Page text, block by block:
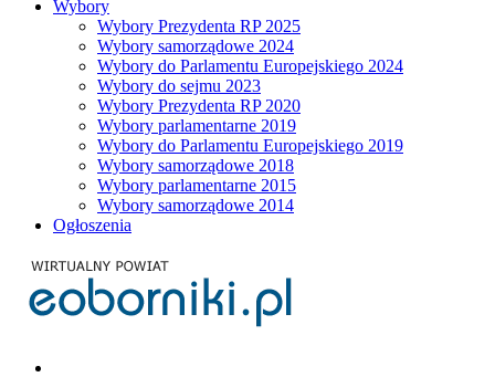
Wybory
Wybory Prezydenta RP 2025
Wybory samorządowe 2024
Wybory do Parlamentu Europejskiego 2024
Wybory do sejmu 2023
Wybory Prezydenta RP 2020
Wybory parlamentarne 2019
Wybory do Parlamentu Europejskiego 2019
Wybory samorządowe 2018
Wybory parlamentarne 2015
Wybory samorządowe 2014
Ogłoszenia